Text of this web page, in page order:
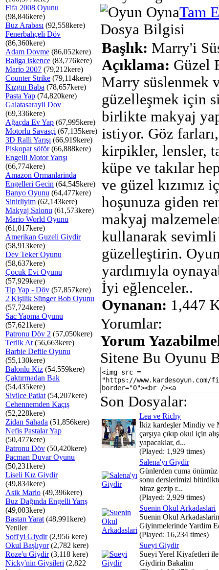
Fifa 2008 Oyunu
(98,846kere)
Buz Arabası (92,558kere)
Fenerbahçeli Döv
(86,360kere)
Adam Dovme (86,052kere)
Baliga iskence (83,776kere)
Mario 2007 (79,212kere)
Counter Strike (79,114kere)
Kızgın Baba (78,657kere)
Pasta Yap (74,820kere)
Galatasarayli Dov
(69,336kere)
Ağaçda Ev Yap (67,995kere)
Motorlu Savasçi (67,135kere)
3D Ralli Yarışı (66,919kere)
Piskopat söför(66,888kere)
Engelli Motor Yarışı
(66,774kere)
Amazon Ormanlarinda
Engelleri Gecin (64,545kere)
Banyo Oyunu (64,477kere)
Sinirliyim (62,143kere)
Makyaj Salonu (61,573kere)
Mario World Oyunu
(61,017kere)
Amerikan Guzeli Giydir
(58,913kere)
Dev Teker Oyunu
(58,637kere)
Çocuk Evi Oyunu
(57,929kere)
Tip Yap - Döv (57,857kere)
2 Kişilik Sünger Bob Oyunu
(57,724kere)
Sac Yapma Oyunu
(57,621kere)
Patronu Döv 2 (57,050kere)
Terlik At (56,663kere)
Barbie Defile Oyunu
(55,130kere)
Balonlu Kiz (54,559kere)
Çaktırmadan Bak
(54,435kere)
Sivilce Patlat (54,207kere)
Cehennemden Kaçış
(52,228kere)
Zidan Sahada (51,856kere)
Nefis Pastalar Yap
(50,477kere)
Patronu Döv (50,420kere)
Pacman Duvar Oyunu
(50,231kere)
Liseli Kız Giydir
(49,834kere)
Asik Mario (49,396kere)
Buz Dağında Engelli Yarış
(49,003kere)
Bastan Yarat (48,991kere)
Yeniler
Sofi'yi Giydir(2,956 kere)
Okul Başlıyor(2,782 kere)
Roze'u Giydir(3,118 kere)
Nicky'nin Giysileri (2,822
Tam
Dosya Bilgisi
Başlık: Marry'i
Açıklama: Güzel
Marry süslenmek
güzelleşmek için
birlikte makyaj
istiyor. Göz
kirpikler, lensler,
küpe ve takılar
ve güzel kızımız
hoşunuza giden
makyaj
kullanarak sevimli
güzelleştirin.
yardımıyla
İyi eğlenceler..
Oynanan: 1,447
Yorumlar:
Yorum
Sitene Bu Oyunu
Son Dosyalar:
Lea ve Richy
İkiz kardeşler Mindiy ve
çarşıya çıkıp okul için
yapacaklar, d...
(Played: 1,929 times)
Salena'yı Giydir
Günlerden cuma önümüz
sonu derslerimizi
biraz gezip r...
(Played: 2,929 times)
Suenin Okul Arkadaslari
Suenin Okul
Giyinmelerinde Yardim
(Played: 16,234 times)
Sueyi Giydir
Sueyi Yerel Kiyafetleri ile
Giydirin Bakalim